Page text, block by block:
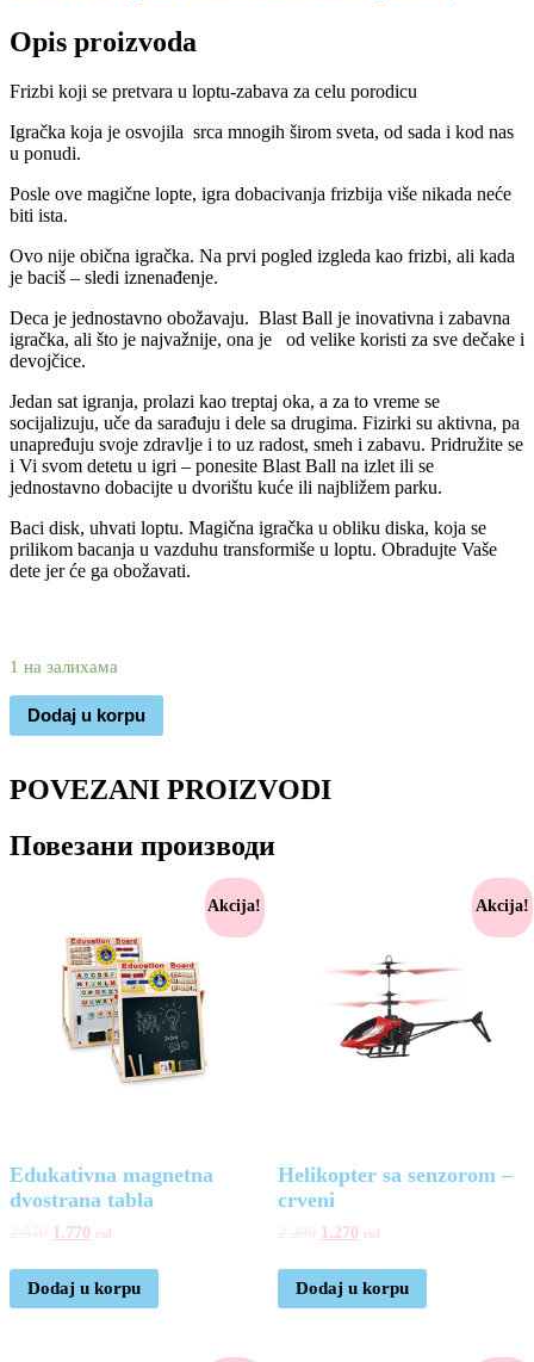
Opis proizvoda
Frizbi koji se pretvara u loptu-zabava za celu porodicu
Igračka koja je osvojila srca mnogih širom sveta, od sada i kod nas
u ponudi.
Posle ove magične lopte, igra dobacivanja frizbija više nikada neće
biti ista.
Ovo nije obična igračka. Na prvi pogled izgleda kao frizbi, ali kada
je baciš – sledi iznenađenje.
Deca je jednostavno obožavaju. Blast Ball je inovativna i zabavna
igračka, ali što je najvažnije, ona je od velike koristi za sve dečake i
devojčice.
Jedan sat igranja, prolazi kao treptaj oka, a za to vreme se
socijalizuju, uče da sarađuju i dele sa drugima. Fizirki su aktivna, pa
unapređuju svoje zdravlje i to uz radost, smeh i zabavu. Pridružite se
i Vi svom detetu u igri – ponesite Blast Ball na izlet ili se
jednostavno dobacijte u dvorištu kuće ili najbližem parku.
Baci disk, uhvati loptu. Magična igračka u obliku diska, koja se
prilikom bacanja u vazduhu transformiše u loptu. Obradujte Vaše
dete jer će ga obožavati.
1 на залихама
Dodaj u korpu
POVEZANI PROIZVODI
Повезани производи
Akcija!
Edukativna magnetna
dvostrana tabla
1.770 rsd
Dodaj u korpu
Akcija!
Helikopter sa senzorom –
crveni
1.270 rsd
Dodaj u korpu